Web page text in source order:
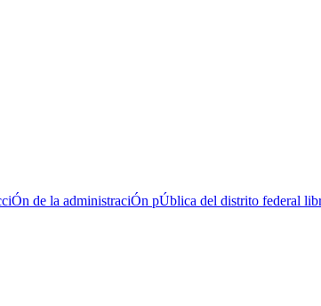
de la administraciÓn pÚblica del distrito federal